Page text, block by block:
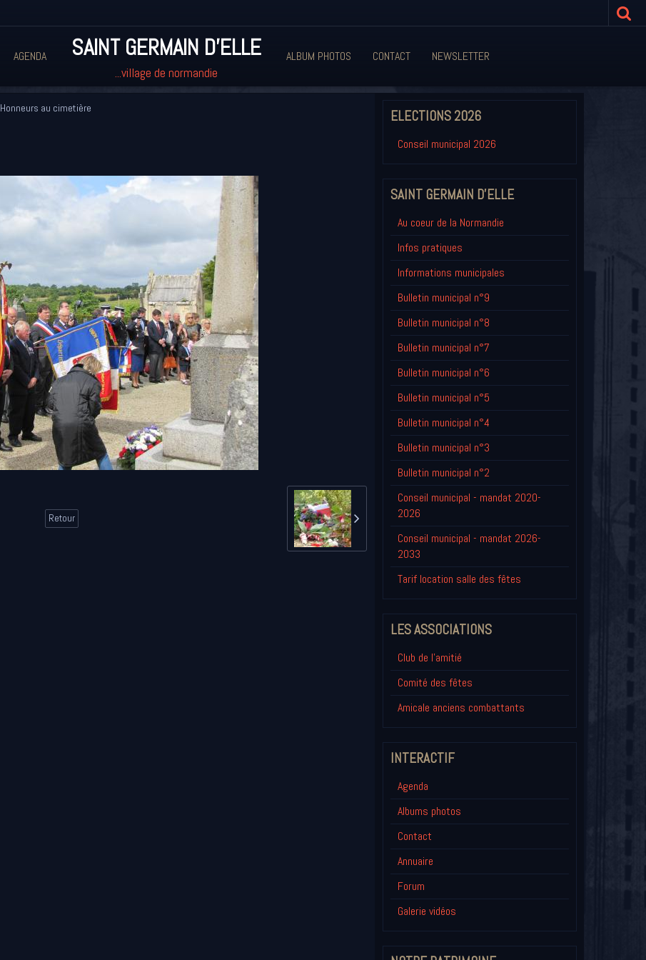
AGENDA SAINT GERMAIN D'ELLE
...village de normandie
ALBUM PHOTOS CONTACT NEWSLETTER
Honneurs au cimetière
Retour
ELECTIONS 2026
Conseil municipal 2026
SAINT GERMAIN D'ELLE
Au coeur de la Normandie
Infos pratiques
Informations municipales
Bulletin municipal n°9
Bulletin municipal n°8
Bulletin municipal n°7
Bulletin municipal n°6
Bulletin municipal n°5
Bulletin municipal n°4
Bulletin municipal n°3
Bulletin municipal n°2
Conseil municipal - mandat 2020-
2026
Conseil municipal - mandat 2026-
2033
Tarif location salle des fêtes
LES ASSOCIATIONS
Club de l'amitié
Comité des fêtes
Amicale anciens combattants
INTERACTIF
Agenda
Albums photos
Contact
Annuaire
Forum
Galerie vidéos